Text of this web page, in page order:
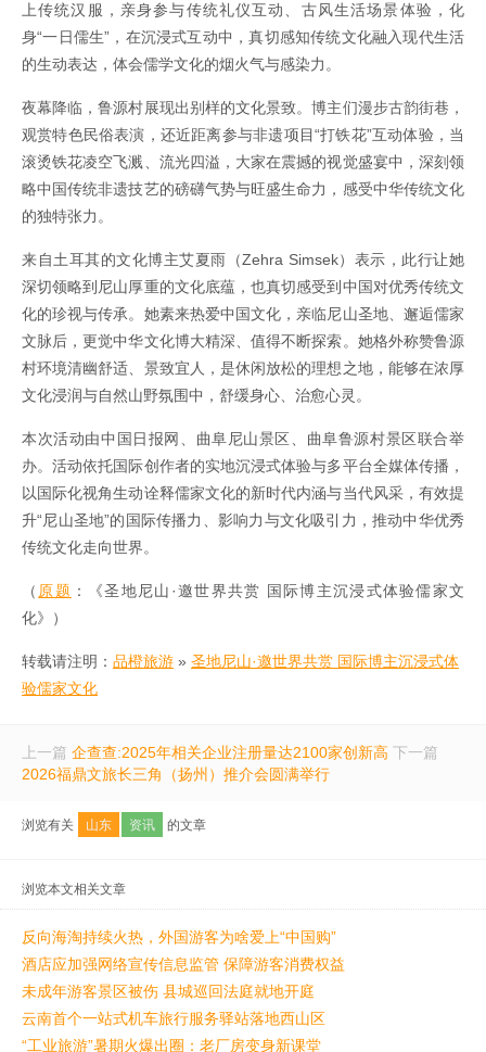
上传统汉服，亲身参与传统礼仪互动、古风生活场景体验，化
身“一日儒生”，在沉浸式互动中，真切感知传统文化融入现代生活
的生动表达，体会儒学文化的烟火气与感染力。
夜幕降临，鲁源村展现出别样的文化景致。博主们漫步古韵街巷，
观赏特色民俗表演，还近距离参与非遗项目“打铁花”互动体验，当
滚烫铁花凌空飞溅、流光四溢，大家在震撼的视觉盛宴中，深刻领
略中国传统非遗技艺的磅礴气势与旺盛生命力，感受中华传统文化
的独特张力。
来自土耳其的文化博主艾夏雨（Zehra Simsek）表示，此行让她
深切领略到尼山厚重的文化底蕴，也真切感受到中国对优秀传统文
化的珍视与传承。她素来热爱中国文化，亲临尼山圣地、邂逅儒家
文脉后，更觉中华文化博大精深、值得不断探索。她格外称赞鲁源
村环境清幽舒适、景致宜人，是休闲放松的理想之地，能够在浓厚
文化浸润与自然山野氛围中，舒缓身心、治愈心灵。
本次活动由中国日报网、曲阜尼山景区、曲阜鲁源村景区联合举
办。活动依托国际创作者的实地沉浸式体验与多平台全媒体传播，
以国际化视角生动诠释儒家文化的新时代内涵与当代风采，有效提
升“尼山圣地”的国际传播力、影响力与文化吸引力，推动中华优秀
传统文化走向世界。
（ 原题 ：《圣地尼山·邀世界共赏 国际博主沉浸式体验儒家文
化》）
转载请注明： 品橙旅游 » 圣地尼山·邀世界共赏 国际博主沉浸式体
验儒家文化
上一篇 企查查:2025年相关企业注册量达2100家创新高 下一篇
2026福鼎文旅长三角（扬州）推介会圆满举行
浏览有关 山东 资讯 的文章
浏览本文相关文章
反向海淘持续火热，外国游客为啥爱上“中国购”
酒店应加强网络宣传信息监管 保障游客消费权益
未成年游客景区被伤 县城巡回法庭就地开庭
云南首个一站式机车旅行服务驿站落地西山区
“工业旅游”暑期火爆出圈：老厂房变身新课堂